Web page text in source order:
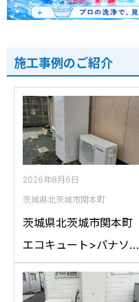
施工事例のご紹介
2026年8月6日
茨城県北茨城市関本町
茨城県北茨城市関本町
エコキュート>パナソニ
ック交換工事施工事
例：コロナCTU-